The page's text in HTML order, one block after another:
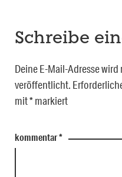
Schreibe
Deine E-Mail-Adresse
veröffentlicht.
mit*markiert
kommentar*